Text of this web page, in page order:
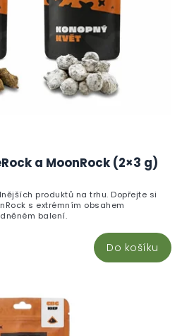
a MoonRock (2×3 g)
Do košíku
produktů na trhu. Dopřejte si
s extrémním obsahem
balení.